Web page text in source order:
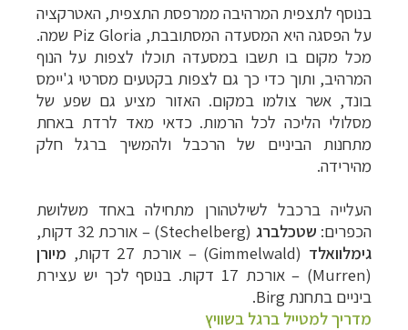
בנוסף לתצפית המרהיבה ממרפסת התצפית, האטרקציה
על הפסגה היא המסעדה
המסתובבת, Piz Gloria שמה.
מכל מקום בו תשבו במסעדה תוכלו לצפות על הנוף
המרהיב, ותוך כדי כך גם לצפות בקטעים מסרטי ג'יימס
בונד, אשר צולמו במקום. האזור מציע גם שפע של
מסלולי הליכה לכל הרמות. כדאי מאד לרדת באחת
מתחנות הביניים של הרכבל ולהמשיך ברגל חלק
מהירידה.
העלייה ברכבל לשילטהורן מתחילה באחד משלושת
הכפרים: שטכלברג (
Stechelberg
)
– אורכת 32 דקות,
גימלוואלד (Gimmelwald) – אורכת 27 דקות,
מיורן
(
Murren
)
–אורכת 17 דקות.
בנוסף לכך יש עצירת
ביניים בתחנת Birg.
מדריך למטייל ברגל בשוויץ